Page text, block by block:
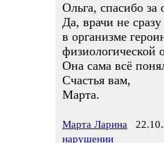
Ольга, спасибо за
Да, врачи не
в организме
физиологической
Она сама всё
Счастья вам,
Марта.
Марта Ларина
нарушении